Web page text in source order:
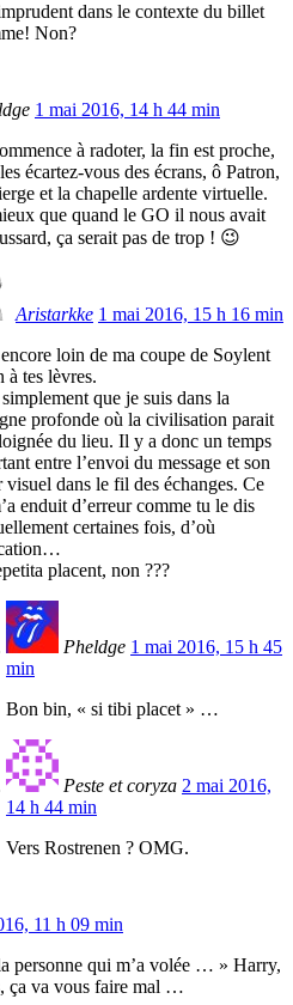
dans le contexte du billet
Non?
1 mai 2016, 14 h 44 min
à radoter, la fin est proche,
écartez-vous des écrans, ô Patron,
et la chapelle ardente virtuelle.
que quand le GO il nous avait
ça serait pas de trop ! 😉
Aristarkke 1 mai 2016, 15 h 16 min
loin de ma coupe de Soylent
à tes lèvres.
simplement que je suis dans la
profonde où la civilisation parait
du lieu. Il y a donc un temps
entre l’envoi du message et son
visuel dans le fil des échanges. Ce
enduit d’erreur comme tu le dis
certaines fois, d’où
placent, non ???
Pheldge 1 mai 2016, 15 h 45
min
Bon bin, « si tibi placet » …
Peste et coryza 2 mai 2016,
14 h 44 min
Vers Rostrenen ? OMG.
11 h 09 min
personne qui m’a volée … » Harry,
ça va vous faire mal …